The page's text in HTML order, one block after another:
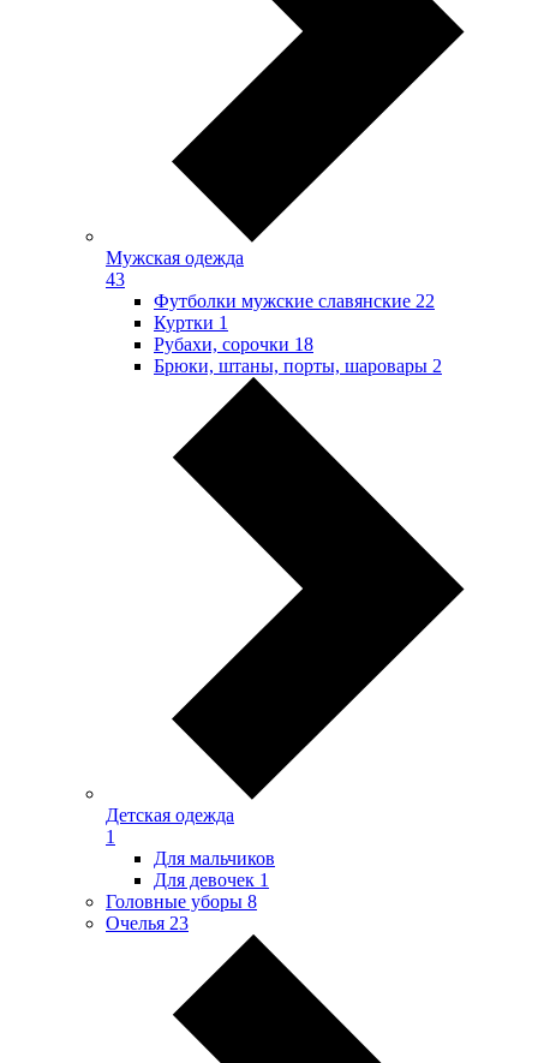
Мужская одежда
43
Футболки мужские славянские 22
Куртки 1
Рубахи, сорочки 18
Брюки, штаны, порты, шаровары 2
Детская одежда
1
Для мальчиков
Для девочек 1
Головные уборы 8
Очелья 23